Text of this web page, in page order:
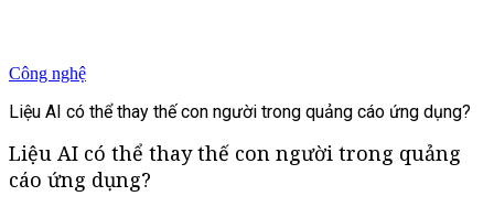
Công nghệ
Liệu AI có thể thay thế con người trong quảng cáo ứng dụng?
Liệu AI có thể thay thế con người trong quảng
cáo ứng dụng?